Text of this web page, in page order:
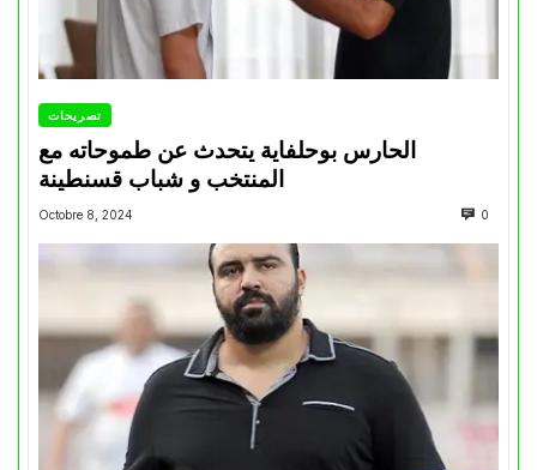
تصريحات
الحارس بوحلفاية يتحدث عن طموحاته مع
المنتخب و شباب قسنطينة
Octobre 8, 2024 0